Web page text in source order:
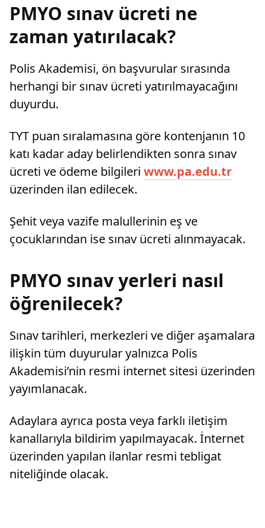
PMYO sınav ücreti ne
zaman yatırılacak?
Polis Akademisi, ön başvurular sırasında
herhangi bir sınav ücreti yatırılmayacağını
duyurdu.
TYT puan sıralamasına göre kontenjanın 10
katı kadar aday belirlendikten sonra sınav
ücreti ve ödeme bilgileri www.pa.edu.tr
üzerinden ilan edilecek.
Şehit veya vazife malullerinin eş ve
çocuklarından ise sınav ücreti alınmayacak.
PMYO sınav yerleri nasıl
öğrenilecek?
Sınav tarihleri, merkezleri ve diğer aşamalara
ilişkin tüm duyurular yalnızca Polis
Akademisi’nin resmi internet sitesi üzerinden
yayımlanacak.
Adaylara ayrıca posta veya farklı iletişim
kanallarıyla bildirim yapılmayacak. İnternet
üzerinden yapılan ilanlar resmi tebligat
niteliğinde olacak.